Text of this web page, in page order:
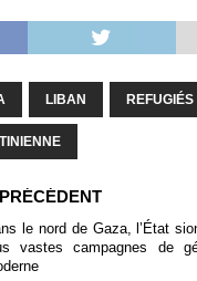
LIBAN REFUGIÉS
PRÉCÉDENT
le nord de Gaza, l’État
vastes campagnes de